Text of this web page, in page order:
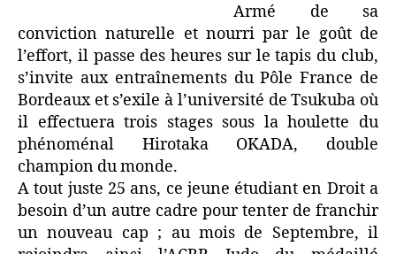
Armé de sa
conviction naturelle et nourri par le goût de
l’effort, il passe des heures sur le tapis du club,
s’invite aux entraînements du Pôle France de
Bordeaux et s’exile à l’université de Tsukuba où
il effectuera trois stages sous la houlette du
phénoménal Hirotaka OKADA, double
champion du monde.
A tout juste 25 ans, ce jeune étudiant en Droit a
besoin d’un autre cadre pour tenter de franchir
un nouveau cap ; au mois de Septembre, il